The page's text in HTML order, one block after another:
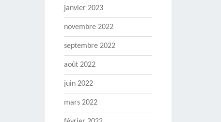
janvier 2023
novembre 2022
septembre 2022
août 2022
juin 2022
mars 2022